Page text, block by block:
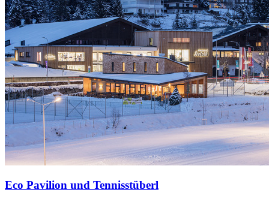
Eco Pavilion und Tennisstüberl